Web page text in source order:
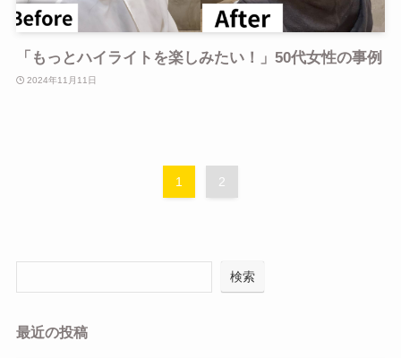
「もっとハイライトを楽しみたい！」50代女性の事例
2024年11月11日
1 2
検索
最近の投稿